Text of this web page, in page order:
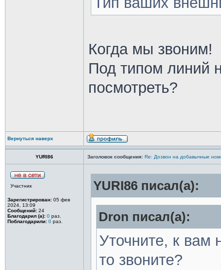
Когда мы звоним!
Под типом линий
посмотреть?
Вернуться наверх
YURI86 Заголовок сообщения: Re: Дозвон на добавычные
Участник
Зарегистрирован: 05 фев
2024, 13:09
Сообщений: 24
Благодарил (а): 0 раз.
Поблагодарили: 0 раз.
YURI86 писал(а):
Dron писал(а):
Уточните, к вам
то звоните?